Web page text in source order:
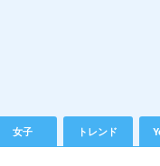
女子 トレンド